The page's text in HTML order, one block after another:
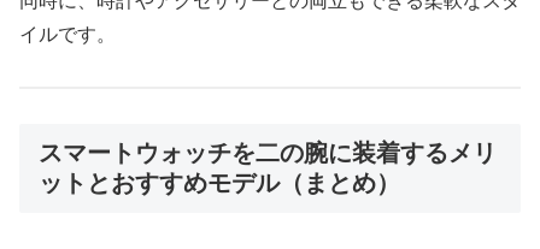
イルです。
スマートウォッチを二の腕に装着するメリ
ットとおすすめモデル（まとめ）